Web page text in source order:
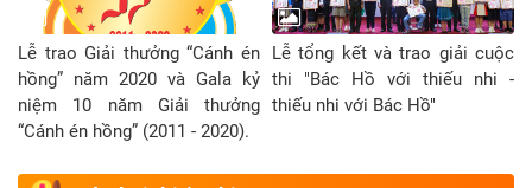
Lễ trao Giải thưởng “Cánh én
hồng” năm 2020 và Gala kỷ
niệm 10 năm Giải thưởng
“Cánh én hồng” (2011 - 2020).
Lễ tổng kết và trao giải cuộc
thi "Bác Hồ với thiếu nhi -
thiếu nhi với Bác Hồ"